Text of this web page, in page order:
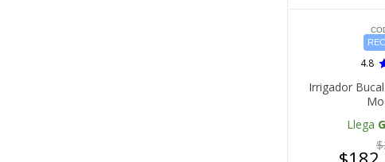
4.8
Irrigador
Llega